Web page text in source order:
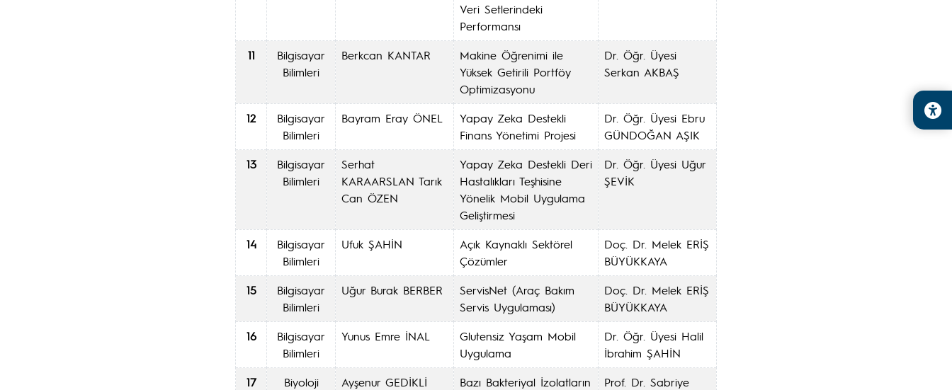
Veri Setlerindeki
Performansı
11
Bilgisayar
Bilimleri
Berkcan KANTAR
Makine Öğrenimi ile
Yüksek Getirili Portföy
Optimizasyonu
Dr. Öğr. Üyesi
Serkan AKBAŞ
12
Bilgisayar
Bilimleri
Bayram Eray ÖNEL
Yapay Zeka Destekli
Finans Yönetimi Projesi
Dr. Öğr. Üyesi Ebru
GÜNDOĞAN AŞIK
13
Bilgisayar
Bilimleri
Serhat
KARAARSLAN Tarık
Can ÖZEN
Yapay Zeka Destekli Deri
Hastalıkları Teşhisine
Yönelik Mobil Uygulama
Geliştirmesi
Dr. Öğr. Üyesi Uğur
ŞEVİK
14
Bilgisayar
Bilimleri
Ufuk ŞAHİN
Açık Kaynaklı Sektörel
Çözümler
Doç. Dr. Melek ERİŞ
BÜYÜKKAYA
15
Bilgisayar
Bilimleri
Uğur Burak BERBER
ServisNet (Araç Bakım
Servis Uygulaması)
Doç. Dr. Melek ERİŞ
BÜYÜKKAYA
16
Bilgisayar
Bilimleri
Yunus Emre İNAL
Glutensiz Yaşam Mobil
Uygulama
Dr. Öğr. Üyesi Halil
İbrahim ŞAHİN
17
Biyoloji Ayşenur GEDİKLİ
Bazı Bakteriyal İzolatların
Prof. Dr. Sabriye